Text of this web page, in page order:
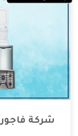
شركة فاجور